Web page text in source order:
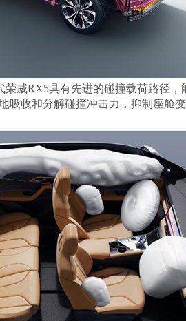
威RX5具有先进的碰撞载荷路径，
吸收和分解碰撞冲击力，抑制座舱